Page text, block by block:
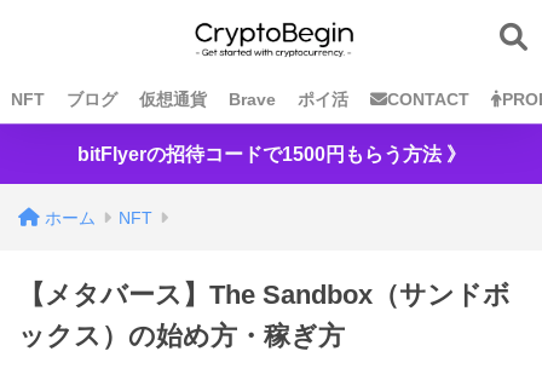
NFT ブログ 仮想通貨 Brave ポイ活 CONTACT
bitFlyerの招待コードで1500円もらう方法 》
ホーム NFT
【メタバース】The Sandbox（サンドボ
ックス）の始め方・稼ぎ方